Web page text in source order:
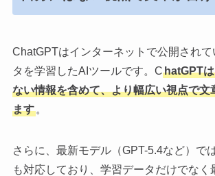
ChatGPTはインターネットで公開され
タを学習したAIツールです。ChatGPT
ない情報を含めて、より幅広い視点で文
ます。
さらに、最新モデル（GPT-5.4など）で
も対応しており、学習データだけでなく